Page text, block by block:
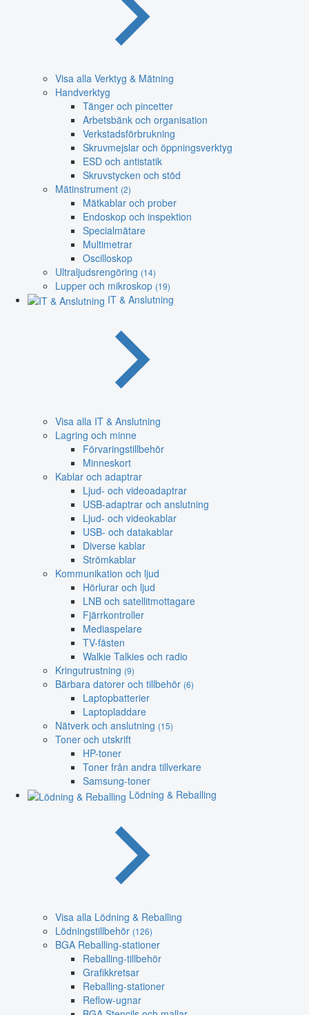
Visa alla Verktyg & Mätning
Handverktyg
Tänger och pincetter
Arbetsbänk och organisation
Verkstadsförbrukning
Skruvmejslar och öppningsverktyg
ESD och antistatik
Skruvstycken och stöd
Mätinstrument (2)
Mätkablar och prober
Endoskop och inspektion
Specialmätare
Multimetrar
Oscilloskop
Ultraljudsrengöring (14)
Lupper och mikroskop (19)
IT & Anslutning
Visa alla IT & Anslutning
Lagring och minne
Förvaringstillbehör
Minneskort
Kablar och adaptrar
Ljud- och videoadaptrar
USB-adaptrar och anslutning
Ljud- och videokablar
USB- och datakablar
Diverse kablar
Strömkablar
Kommunikation och ljud
Hörlurar och ljud
LNB och satellitmottagare
Fjärrkontroller
Mediaspelare
TV-fästen
Walkie Talkies och radio
Kringutrustning (9)
Bärbara datorer och tillbehör (6)
Laptopbatterier
Laptopladdare
Nätverk och anslutning (15)
Toner och utskrift
HP-toner
Toner från andra tillverkare
Samsung-toner
Lödning & Reballing
Visa alla Lödning & Reballing
Lödningstillbehör (126)
BGA Reballing-stationer
Reballing-tillbehör
Grafikkretsar
Reballing-stationer
Reflow-ugnar